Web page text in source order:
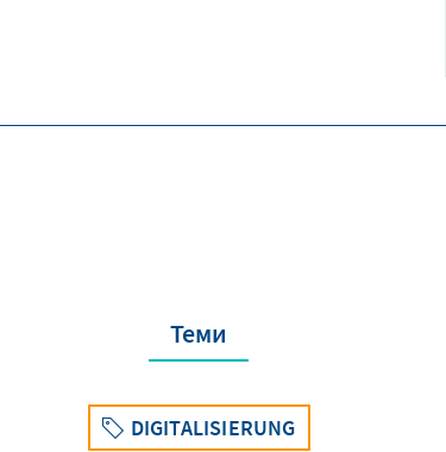
Теми
DIGITALISIERUNG